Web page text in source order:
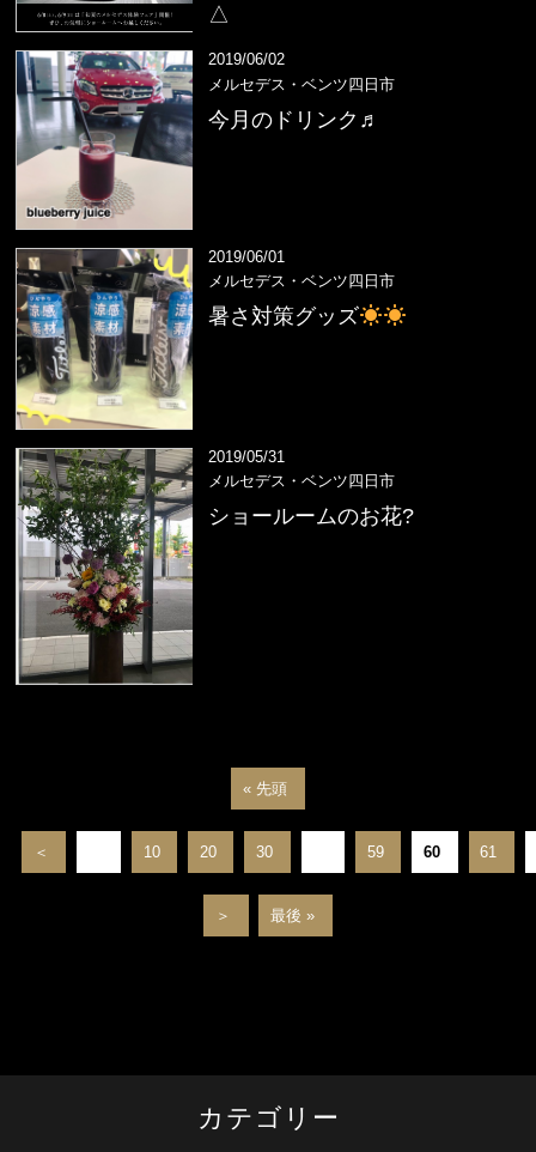
△
2019/06/02
メルセデス・ベンツ四日市
今月のドリンク♬
2019/06/01
メルセデス・ベンツ四日市
暑さ対策グッズ
2019/05/31
メルセデス・ベンツ四日市
ショールームのお花?
« 先頭
＜ 10 20 30 59 60 61
＞ 最後 »
カテゴリー